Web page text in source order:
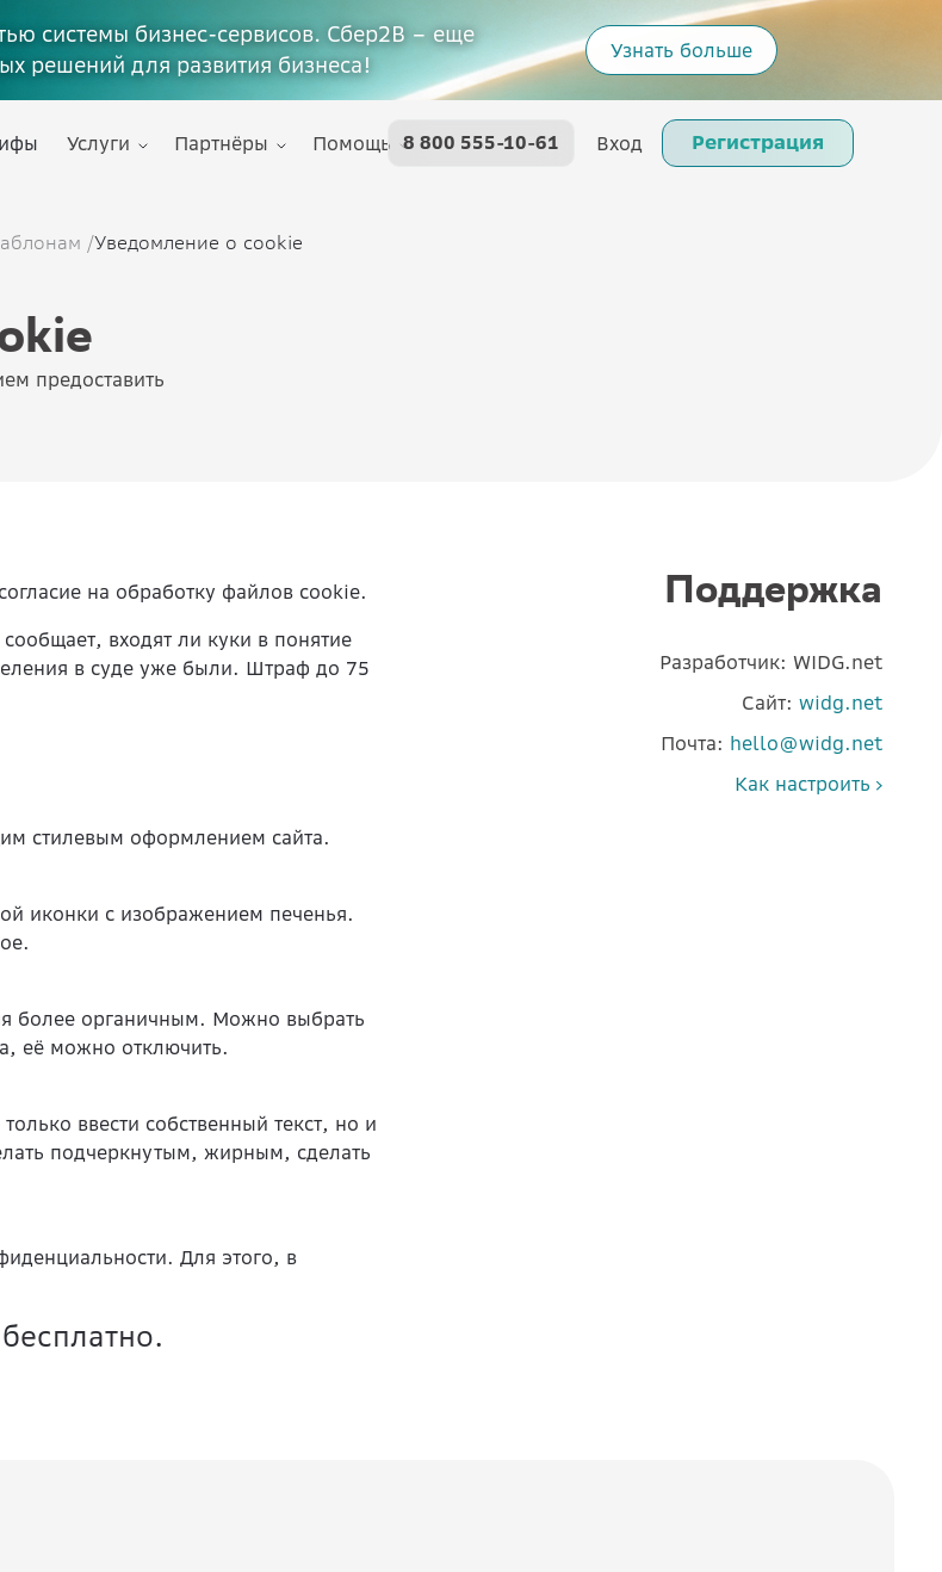
системы бизнес-сервисов. Сбер2В – еще
решений для развития бизнеса!
Узнать больше
Услуги Партнёры Помощь 8 800 555-10-61 Вход Регистрация
/Уведомление о cookie
предоставить
на обработку файлов cookie.
входят ли куки в понятие
в суде уже были. Штраф до 75
стилевым оформлением сайта.
иконки с изображением печенья.
более органичным. Можно выбрать
её можно отключить.
ввести собственный текст, но и
подчеркнутым, жирным, сделать
Для этого, в
Поддержка
Разработчик: WIDG.net
Сайт: widg.net
Почта: hello@widg.net
Как настроить